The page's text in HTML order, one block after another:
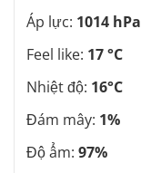
Áp lực: 1014 hPa
Feel like: 17 °C
Nhiệt độ: 16°C
Đám mây: 1%
Độ ẩm: 97%